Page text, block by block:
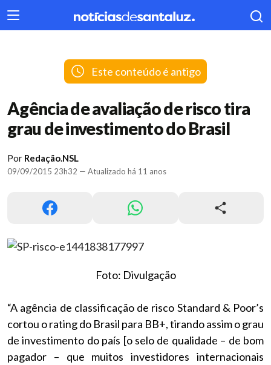
404
Este conteúdo é antigo
Agência de avaliação de risco tira
grau de investimento do Brasil
Por Redação.NSL
09/09/2015 23h32 — Atualizado há 11 anos
Foto: Divulgação
“A agência de classificação de risco Standard & Poor’s
cortou o rating do Brasil para BB+, tirando assim o grau
de investimento do país [o selo de qualidade – de bom
pagador – que muitos investidores internacionais